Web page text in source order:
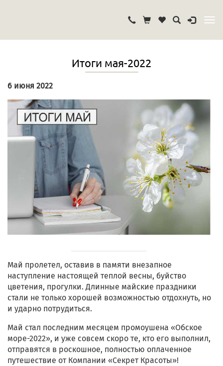
Итоги мая-2022
6 июня 2022
Май пролетел, оставив в памяти внезапное
наступление настоящей теплой весны, буйство
цветения, прогулки. Длинные майские праздники
стали не только хорошей возможностью отдохнуть, но
и ударно потрудиться.
Май стал последним месяцем промоушена «Обское
море-2022», и уже совсем скоро те, кто его выполнил,
отправятся в роскошное, полностью оплаченное
путешествие от Компании «Секрет Красоты»!